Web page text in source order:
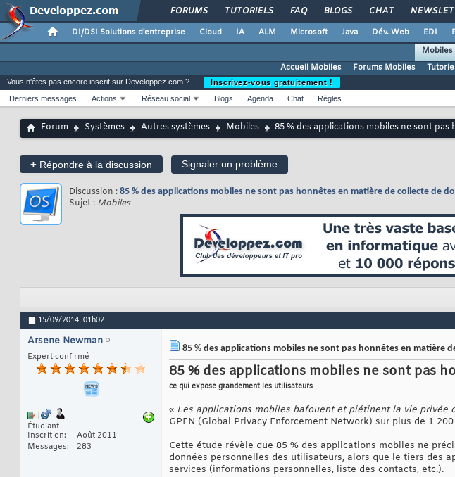
FORUMS TUTORIELS FAQ BLOGS CHAT
DI/DSI Solutions d'entreprise Cloud IA ALM Microsoft Java Dév. Web EDI
Mobiles
Accueil Mobiles
Forums Mobiles
Vous n'êtes pas encore inscrit sur Developpez.com ?
Inscrivez-vous gratuitement !
Derniers messages
Actions Réseau social Blogs Agenda Chat Règles
Forum Systèmes Autres systèmes Mobiles 85 % des applications mobiles ne sont
+ Répondre à la discussion Signaler un problème
Discussion : 85 % des applications mobiles ne sont pas honnêtes en matière de collecte de
Sujet : Mobiles
15/09/2014, 01h02
Arsene Newman
Expert confirmé
Étudiant
Inscrit en
Août 2011
Messages
283
85 % des applications mobiles ne sont pas honnêtes en matière
85 % des applications mobiles ne sont pas
ce qui expose grandement les utilisateurs
« Les applications mobiles bafouent et piétinent la vie privée
GPEN (Global Privacy Enforcement Network) sur plus de 1
Cette étude révèle que 85 % des applications mobiles ne
données personnelles des utilisateurs, alors que le tiers des
services (informations personnelles, liste des contacts, etc.).